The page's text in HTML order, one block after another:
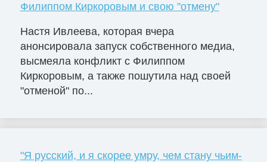
Филиппом Киркоровым и свою "отмену"
Настя Ивлеева, которая вчера
анонсировала запуск собственного медиа,
высмеяла конфликт с Филиппом
Киркоровым, а также пошутила над своей
"отменой" по...
"Я русский, и я скорее умру, чем стану чьим-